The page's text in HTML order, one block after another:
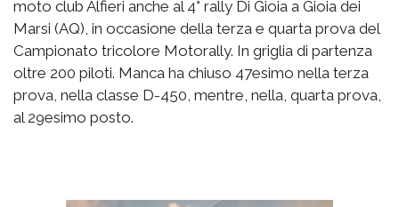
moto club Alfieri anche al 4° rally Di Gioia a Gioia dei
Marsi (AQ), in occasione della terza e quarta prova del
Campionato tricolore Motorally. In griglia di partenza
oltre 200 piloti. Manca ha chiuso 47esimo nella terza
prova, nella classe D-450, mentre, nella, quarta prova,
al 29esimo posto.